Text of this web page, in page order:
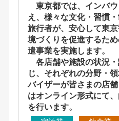
東京都では、インバ
え、様々な文化・習慣
旅行者が、安心して東
境づくりを促進するた
遣事業を実施します。
各店舗や施設の状況
じ、それぞれの分野・
バイザーが皆さまの店
はオンライン形式にて
を行います。